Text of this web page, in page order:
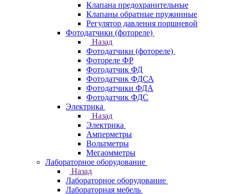
Клапана предохранительные
Клапаны обратные пружинные
Регулятор давления поршневой
Фотодатчики (фотореле)
Назад
Фотодатчики (фотореле)
Фотореле ФР
Фотодатчик ФД
Фотодатчик ФДСА
Фотодатчики ФДА
Фотодатчик ФДС
Электрика
Назад
Электрика
Амперметры
Вольтметры
Мегаомметры
Лабораторное оборудование
Назад
Лабораторное оборудование
Лабораторная мебель